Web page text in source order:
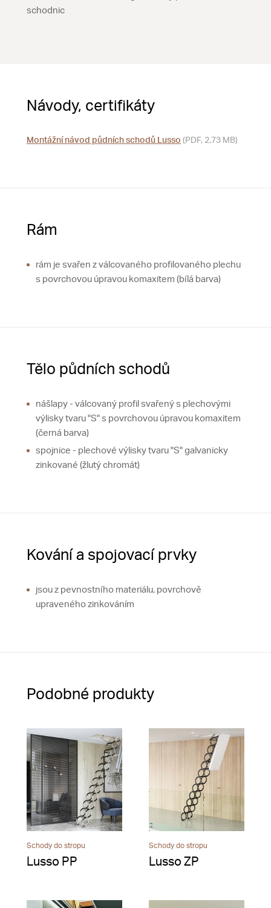
schodnic
Návody, certifikáty
Montážní návod půdních schodů Lusso (PDF, 2,73 MB)
Rám
rám je svařen z válcovaného profilovaného plechu
s povrchovou úpravou komaxitem (bílá barva)
Tělo půdních schodů
nášlapy - válcovaný profil svařený s plechovými
výlisky tvaru "S" s povrchovou úpravou komaxitem
(černá barva)
spojnice - plechové výlisky tvaru "S" galvanicky
zinkované (žlutý chromát)
Kování a spojovací prvky
jsou z pevnostního materiálu, povrchově
upraveného zinkováním
Podobné produkty
Schody do stropu
Lusso PP
Schody do stropu
Lusso ZP